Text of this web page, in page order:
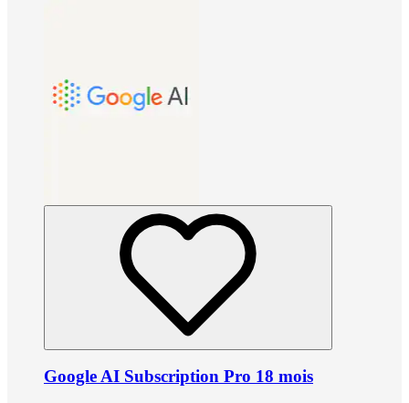
Google AI Subscription Pro 18 mois